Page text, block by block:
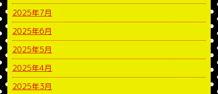
2025年7月
2025年6月
2025年5月
2025年4月
2025年3月